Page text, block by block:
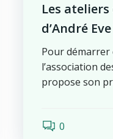
Les
d’André Eve
Pour démarrer
l’association
propose son
0